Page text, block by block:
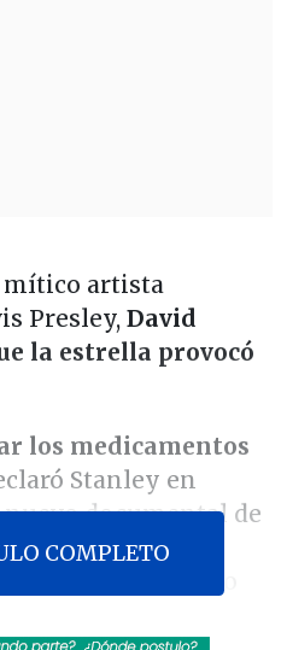
mítico artista
Presley, David
la estrella provocó
los medicamentos
Stanley en
nuevo documental de
el intérprete de
en agosto
COMPLETO